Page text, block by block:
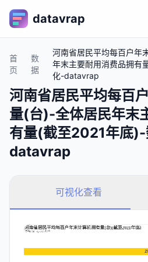
datavrap
首
页
数
据
河南省居民平均每百户年
年末主要耐用消费品拥有
化-datavrap
河南省居民平均每百
量(台)-全体居民年末
有量(截至2021年底
datavrap
可视化查看